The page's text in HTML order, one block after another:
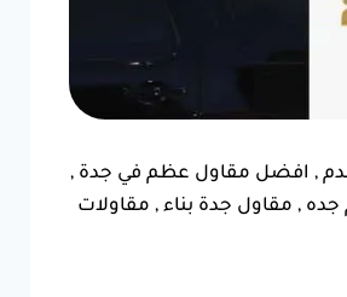
, افضل مقاول عظم في جدة ,
, مقاول جدة بناء , مقاولات
"أنا مبسوط جداً بالنتيجة النهائية
مناسبة والجودة عالية."